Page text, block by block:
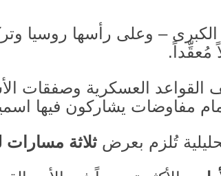
الكبرى – وعلى رأسها روسيا
مُعقِّداً.
العسكرية وصفقات
مفاوضات يشاركون فيها
تُلزم بعرض ثلاثة مسارات